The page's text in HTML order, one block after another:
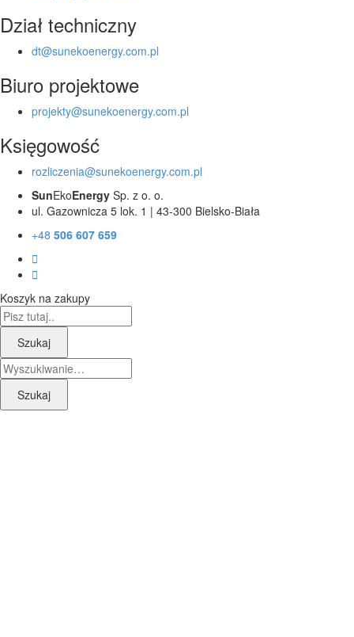
Dział techniczny
dt@sunekoenergy.com.pl
Biuro projektowe
projekty@sunekoenergy.com.pl
Księgowość
rozliczenia@sunekoenergy.com.pl
SunEkoEnergy Sp. z o. o.
ul. Gazownicza 5 lok. 1 | 43-300 Bielsko-Biała
+48 506 607 659
Koszyk na zakupy